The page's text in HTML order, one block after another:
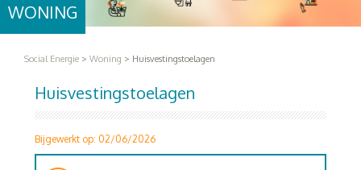
Social Energie > Woning > Huisvestingstoelagen
WONING
Huisvestingstoelagen
Bijgewerkt op: 02/06/2026